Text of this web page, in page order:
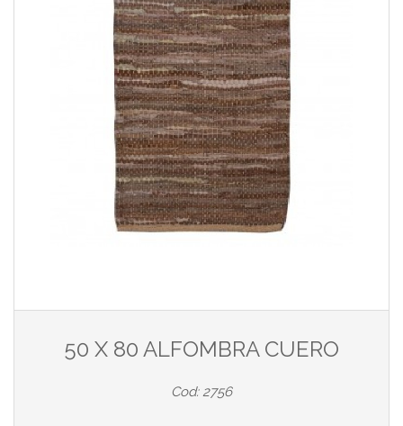
50 X 80 ALFOMBRA CUERO
Cod: 2756